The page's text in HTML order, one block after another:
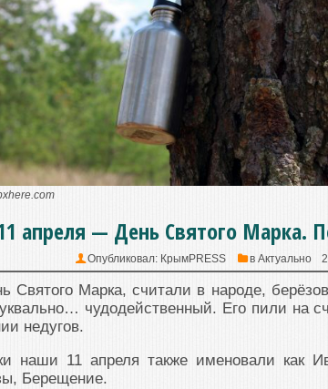
апреля — День Святого Марка.
Опубликовал: КрымPRESS в Актуально
Святого Марка, считали в народе,
чудодейственный. Его пили на
недугов.
наши 11 апреля также именовали как
Берещение.